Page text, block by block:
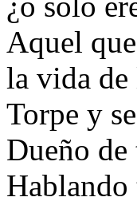
Aquel
la vida de
Torpe y
Dueño